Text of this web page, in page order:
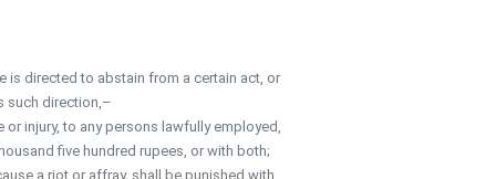
is directed to abstain from a certain act, or
such direction,–
injury, to any persons lawfully employed,
five hundred rupees, or with both;
a riot or affray, shall be punished with